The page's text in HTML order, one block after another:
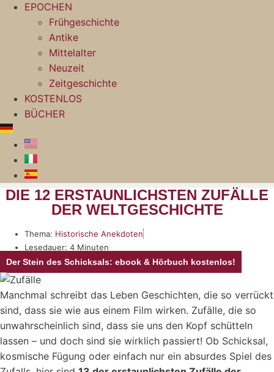
EPOCHEN
Frühgeschichte
Antike
Mittelalter
Neuzeit
Zeitgeschichte
KOSTENLOS
BÜCHER
DIE 12 ERSTAUNLICHSTEN ZUFÄLLE
DER WELTGESCHICHTE
Thema: Historische Anekdoten
Lesedauer: 4 Minuten
Der Stein des Schicksals: ebook & Hörbuch kostenlos!
Manchmal schreibt das Leben Geschichten, die so verrückt
sind, dass sie wie aus einem Film wirken. Zufälle, die so
unwahrscheinlich sind, dass sie uns den Kopf schütteln
lassen – und doch sind sie wirklich passiert! Ob Schicksal,
kosmische Fügung oder einfach nur ein absurdes Spiel des